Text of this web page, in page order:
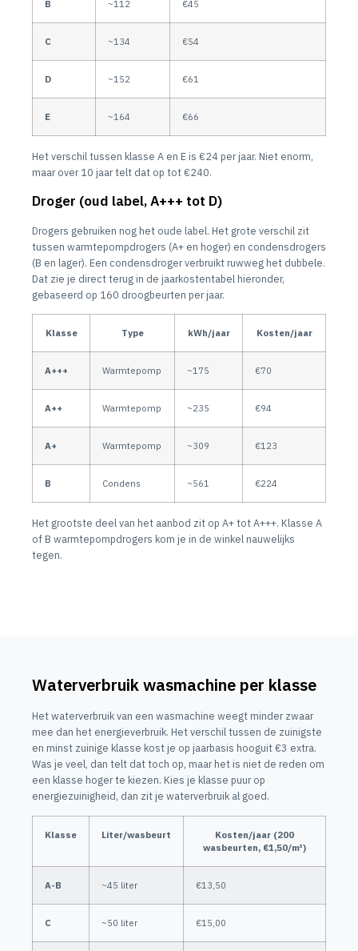
B ~112 €45
C ~134 €54
D ~152 €61
E ~164 €66
Het verschil tussen klasse A en E is €24 per jaar. Niet enorm,
maar over 10 jaar telt dat op tot €240.
Droger (oud label, A+++ tot D)
Drogers gebruiken nog het oude label. Het grote verschil zit
tussen warmtepompdrogers (A+ en hoger) en condensdrogers
(B en lager). Een condensdroger verbruikt ruwweg het dubbele.
Dat zie je direct terug in de jaarkostentabel hieronder,
gebaseerd op 160 droogbeurten per jaar.
Klasse Type kWh/jaar Kosten/jaar
A+++ Warmtepomp ~175 €70
A++ Warmtepomp ~235 €94
A+ Warmtepomp ~309 €123
B Condens ~561 €224
Het grootste deel van het aanbod zit op A+ tot A+++. Klasse A
of B warmtepompdrogers kom je in de winkel nauwelijks
tegen.
Waterverbruik wasmachine per klasse
Het waterverbruik van een wasmachine weegt minder zwaar
mee dan het energieverbruik. Het verschil tussen de zuinigste
en minst zuinige klasse kost je op jaarbasis hooguit €3 extra.
Was je veel, dan telt dat toch op, maar het is niet de reden om
een klasse hoger te kiezen. Kies je klasse puur op
energiezuinigheid, dan zit je waterverbruik al goed.
Klasse Liter/wasbeurt
Kosten/jaar (200
wasbeurten, €1,50/m³)
A-B ~45 liter €13,50
C ~50 liter €15,00